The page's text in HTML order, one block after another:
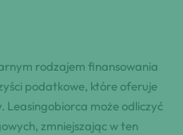
rodzajem finansowania
podatkowe, które oferuje
Leasingobiorca może odliczyć
zmniejszając w ten